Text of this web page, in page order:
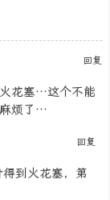
回复
花塞…这个不能
烦了…
回复
到火花塞，第